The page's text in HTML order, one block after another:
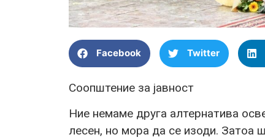
Facebook Twitter
Соопштение за јавност
Ние немаме друга алтернатива
лесен, но мора да се изоди. Затоа